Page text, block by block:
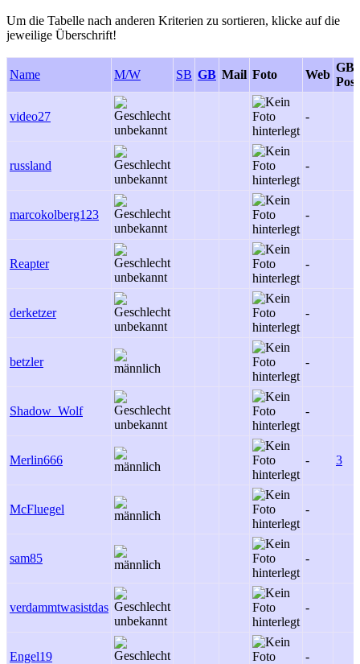
Um die Tabelle nach anderen Kriterien zu sortieren, klicke auf die
jeweilige Überschrift!
Name M/W SB GB Mail Foto Web
GB-
video27 -
russland -
marcokolberg123 -
Reapter -
derketzer -
betzler -
Shadow_Wolf -
Merlin666 - 3
McFluegel -
sam85 -
verdammtwasistdas -
Engel19 -